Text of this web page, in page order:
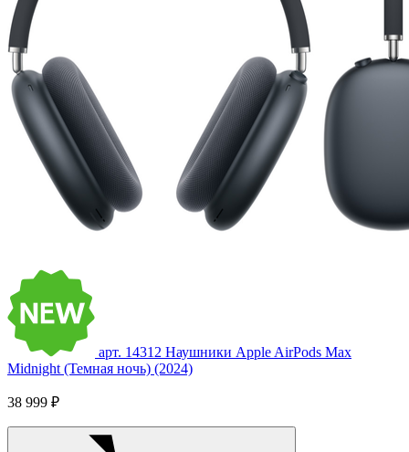
арт. 14312 Наушники Apple AirPods Max
Midnight (Темная ночь) (2024)
38 999 ₽